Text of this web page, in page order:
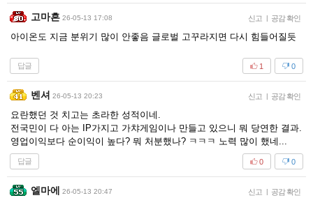
고마흔 26-05-13 17:08 신고 | 공감 확인
아이온도 지금 분위기 많이 안좋음 글로벌 고꾸라지면 다시 힘들어질듯
답글 0
1
벤셔 26-05-13 20:23 신고 | 공감 확인
요란했던 것 치고는 초라한 성적이네.
전국민이 다 아는 IP가지고 가챠게임이나 만들고 있으니 뭐 당연한 결과.
영업이익보다 순이익이 높다? 뭐 처분했나? ㅋㅋㅋ 노력 많이 했네...
답글 0
0
엘마에 26-05-13 20:47 신고 | 공감 확인